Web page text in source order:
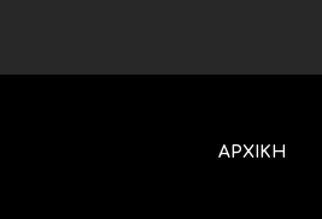
ΑΡΧΙΚΗ